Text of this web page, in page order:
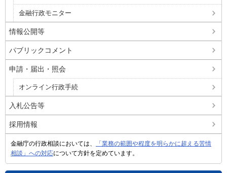
金融行政モニター
情報公開等
パブリックコメント
申請・届出・照会
オンライン行政手続
入札公告等
採用情報
金融庁の行政相談においては、
「業務の範囲や程度を明らかに超える苦情
相談」への対応について方針を定めています。